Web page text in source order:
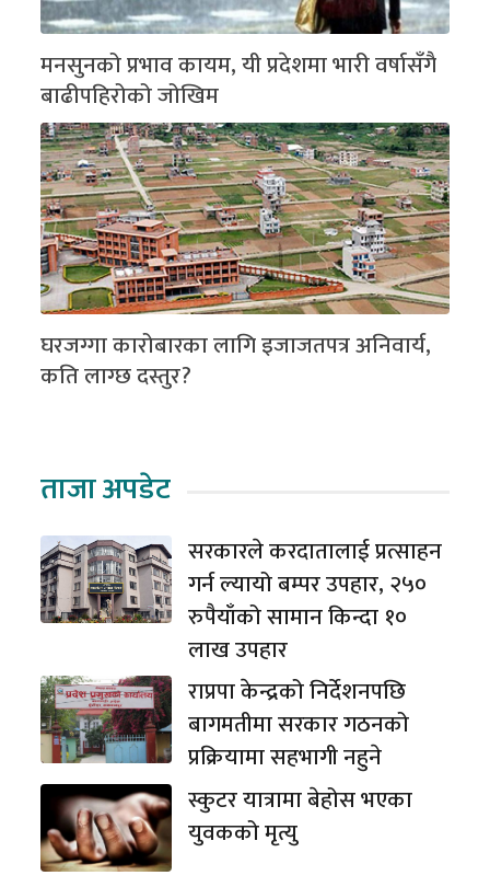
मनसुनको प्रभाव कायम, यी प्रदेशमा भारी वर्षासँगै
बाढीपहिरोको जोखिम
घरजग्गा कारोबारका लागि इजाजतपत्र अनिवार्य,
कति लाग्छ दस्तुर?
ताजा अपडेट
सरकारले करदातालाई प्रत्साहन
गर्न ल्यायो बम्पर उपहार, २५०
रुपैयाँको सामान किन्दा १०
लाख उपहार
राप्रपा केन्द्रको निर्देशनपछि
बागमतीमा सरकार गठनको
प्रक्रियामा सहभागी नहुने
स्कुटर यात्रामा बेहोस भएका
युवकको मृत्यु